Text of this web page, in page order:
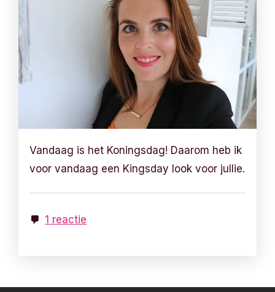
Vandaag is het Koningsdag! Daarom heb ik
voor vandaag een Kingsday look voor jullie.
1 reactie